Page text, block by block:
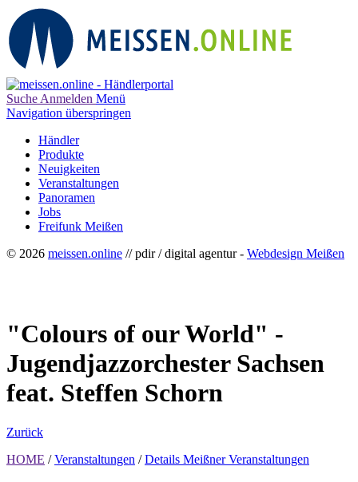
Suche Anmelden Menü
Navigation überspringen
Händler
Produkte
Neuigkeiten
Veranstaltungen
Panoramen
Jobs
Freifunk Meißen
© 2026 meissen.online // pdir / digital agentur - Webdesign Meißen
"Colours of our World" -
Jugendjazzorchester Sachsen
feat. Steffen Schorn
Zurück
HOME / Veranstaltungen / Details Meißner Veranstaltungen